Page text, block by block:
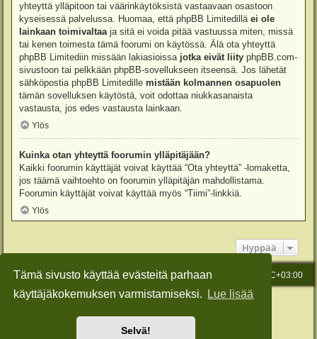
Tämä sivusto käyttää evästeitä parhaan
käyttäjäkokemuksen varmistamiseksi.
Lue lisää
Selvä!
yhteyttä ylläpitoon tai väärinkäytöksistä vastaavaan osastoon
kyseisessä palvelussa. Huomaa, että phpBB Limitedillä ei ole
lainkaan toimivaltaaja sitä ei voida pitää vastuussa miten, missä
tai kenen toimesta tämä foorumi on käytössä. Älä ota yhteyttä
phpBB Limitediin missään lakiasioissa jotka eivät liity phpBB.com-
sivustoon tai pelkkään phpBB-sovellukseen itseensä. Jos lähetät
sähköpostia phpBB Limitedille mistään kolmannen osapuolen
tämän sovelluksen käytöstä, voit odottaa niukkasanaista
vastausta, jos edes vastausta lainkaan.
Ylös
Kuinka otan yhteyttä foorumin ylläpitäjään?
Kaikki foorumin käyttäjät voivat käyttää “Ota yhteyttä” -lomaketta,
jos täämä vaihtoehto on foorumin ylläpitäjän mahdollistama.
Foorumin käyttäjät voivat käyttää myös “Tiimi”-linkkiä.
Ylös
Hyppää
Etusivu Kaikki ajat ovat UTC+03:00
Viesti Ylläpidolle
Keskustelufoorumin ohjelmistophpBB® Forum Software © phpBB Limited